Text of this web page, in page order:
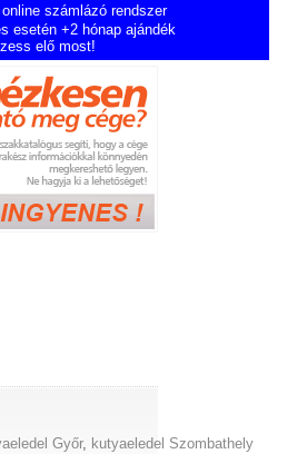
online számlázó rendszer
esetén +2 hónap ajándék
elő most!
Győr, kutyaeledel Szombathely